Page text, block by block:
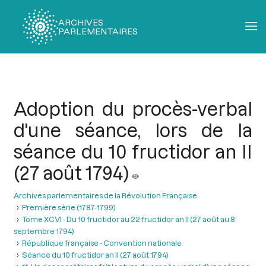
ARCHIVES
PARLEMENTAIRES
Adoption du procès-verbal
d'une séance, lors de la
séance du 10 fructidor an II
(27 août 1794)
Archives parlementaires de la Révolution Française
Première série (1787-1799)
Tome XCVI - Du 10 fructidor au 22 fructidor an II (27 août au 8
septembre 1794)
République française - Convention nationale
Séance du 10 fructidor an II (27 août 1794)